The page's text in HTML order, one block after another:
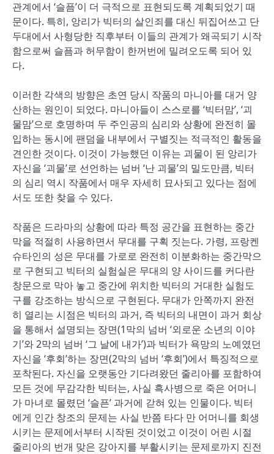
관계에서 ‘슬픔’이 더 극적으로 표현되도록 계획되었기 때
문이다. 특히, 앙리가 빅터의 살인죄를 대신 뒤집어쓰고 단
두대에서 사형당한 직후부터 이들의 관계가 왜곡되기 시작
함으로써 슬픔과 허무함이 한꺼번에 밀려오도록 되어 있
다.
이러한 각색의 방향은 초연 당시 작품의 마니아를 대거 양
산하는 원인이 되었다. 마니아들이 스스로를 ‘빅터맘’, ‘괴
물맘’으로 호명하며 두 주인공의 심리와 상황에 완전히 몰
입하는 동시에 팬덤을 내부에서 구별짓는 적극적인 활동을
견인한 것이다. 이것이 가능했던 이유는 괴물이 된 앙리가
자신을 ‘괴물’로 선언하는 넘버 ‘난 괴물’의 밀도만큼, 빅터
의 심리 역시 작품에서 매우 자세히 묘사되고 있다는 점에
서도 또한 찾을 수 있다.
작품은 드라마의 상황에 따라 특정 공간을 표현하는 중간
막을 적절히 사용하면서 무대를 구획 짓는다. 가령, 프랑켄
슈타인의 성은 무대를 가로로 완전히 이분화하는 중간막으
로 구현되고 빅터의 실험실은 무대의 양 사이드를 커다란
창문으로 막아 놓고 중간에 위치한 빅터의 거대한 실험도
구를 강조하는 방식으로 구현된다. 무대가 안쪽까지 완전
히 열리는 시점은 빅터의 과거, 즉 빅터의 내면이 과거 회상
을 통해서 설명되는 장면(1막의 넘버 ‘외로운 소년의 이야
기’와 2막의 넘버 ‘그 날에 내가’)과 빅터가 욕망의 노예였던
자신을 ‘후회’하는 장면(2막의 넘버 ‘후회’)에서 특징적으로
포착된다. 자신을 오랫동안 기다려왔던 줄리아를 포함하여
모든 것에 무감각한 빅터는, 사실 흑사병으로 죽은 어머니
가 마녀로 몰렸던 ‘슬픈’ 과거에 갇혀 있는 인물이다. 빅터
에게 인간 창조의 문제는 사실 반쯤 타다 만 어머니를 회생
시키는 문제에서부터 시작된 것이었고 이것이 어린 시절
줄리아의 번개 맞은 강아지를 부활시키는 문제로까지 진전